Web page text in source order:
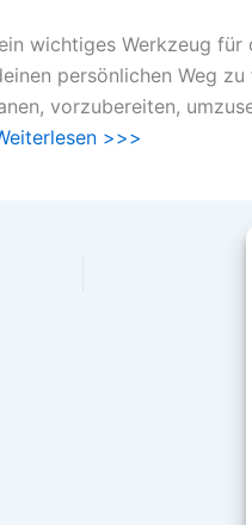
wichtiges Werkzeug für
persönlichen Weg zu
vorzubereiten,
>>>